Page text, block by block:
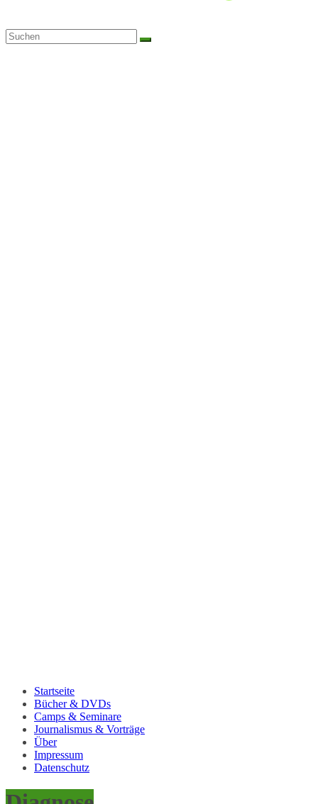
Startseite
Bücher & DVDs
Camps & Seminare
Journalismus & Vorträge
Über
Impressum
Datenschutz